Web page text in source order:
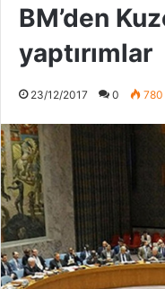
BM’den
yaptırımlar
23/12/2017 0 780